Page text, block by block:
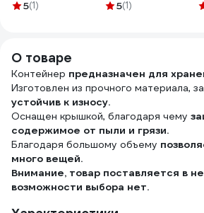
Love smart
5(1)
отделений,
5(1)
О товаре
Контейнер предназначен для
Изготовлен из прочного материала,
устойчив к износу.
Оснащен крышкой, благодаря чему
содержимое от пыли и грязи.
Благодаря большому объему
много вещей.
Внимание, товар поставляется в
возможности выбора нет.